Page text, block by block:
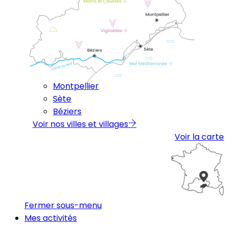
Montpellier
Sète
Béziers
Voir nos villes et villages
Voir la carte
Fermer sous-menu
Mes activités